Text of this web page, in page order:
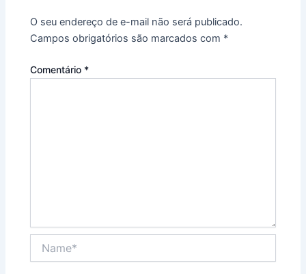
O seu endereço de e-mail não será publicado.
Campos obrigatórios são marcados com *
Comentário *